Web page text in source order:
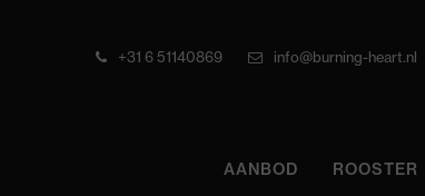
+31 6 51140869 info@burning-heart.nl
AANBOD ROOSTER